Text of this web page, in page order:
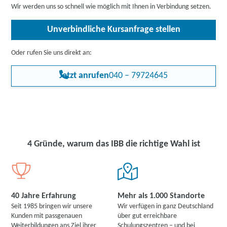
der Bedarf zwar branchenabhängig, aber flächendeckend
Sie neue Beschäftigungsmöglichkeiten in Ihrem bekannten
Berufsumfeld und der Branche prognostizieren.
Wir werden uns so schnell wie möglich mit Ihnen in Verbindung setzen.
Unverbindliche Kursanfrage stellen
Oder rufen Sie uns direkt an:
Jetzt anrufen040 – 79724645
4 Gründe, warum das IBB die richtige Wahl ist
40 Jahre Erfahrung
Seit 1985 bringen wir unsere
Kunden mit passgenauen
Mehr als 1.000 Standorte
Wir verfügen in ganz Deutschland
über gut erreichbare